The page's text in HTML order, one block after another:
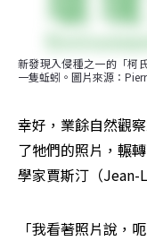
新發現入侵種之一的「柯
一隻蚯蚓。圖片來源：
幸好，業餘自然觀
了牠們的照片，輾
學家賈斯汀（Jean-
「我看著照片說